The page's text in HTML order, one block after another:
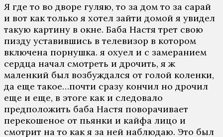
Я где то во дворе гуляю, то за дом то за сарай
и вот как только я хотел зайти домой я увидел
такую картину в окне. Баба Настя трет свою
пизду уставившись в телевизор в котором
включена порнушка. я охуел и с замеранием
сердца начал смотреть и дрочить, я ж
маленкий был возбуждался от голой коленки,
да еще такое…почти сразу кончил но дрочил
еще и еще, в этоге как и следовало
предположить баба Настя поворачивает
перекошеное от пьянки и кайфа лицо и
смотрит на то как я за ней наблюдаю. Это был